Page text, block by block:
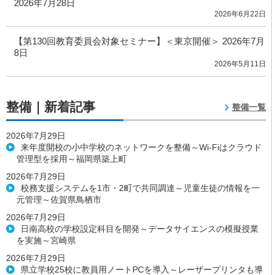
2026年7月28日
2026年6月22日
【第130回教育委員会対象セミナー】＜東京開催＞ 2026年7月
8日
2026年5月11日
整備｜新着記事 整備一覧
2026年7月29日
来年度開校の小中学校のネットワークを整備～Wi-Fiはクラウド
管理型を採用～福岡県築上町
2026年7月29日
校務支援システムを1市・2町で共同調達～児童生徒の情報を一
元管理～佐賀県鳥栖市
2026年7月29日
日南高校の学校設定科目を開発～データサイエンスの模擬授業
を実施～宮崎県
2026年7月29日
県立学校25校に教員用ノートPCを導入～レーザープリンタも導